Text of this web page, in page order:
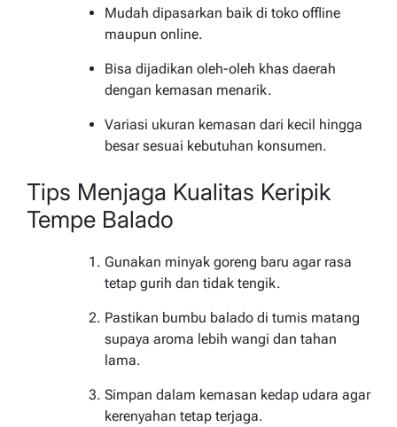
Mudah dipasarkan baik di toko offline
maupun online.
Bisa dijadikan oleh-oleh khas daerah
dengan kemasan menarik.
Variasi ukuran kemasan dari kecil hingga
besar sesuai kebutuhan konsumen.
Tips Menjaga Kualitas Keripik
Tempe Balado
Gunakan minyak goreng baru agar rasa
tetap gurih dan tidak tengik.
Pastikan bumbu balado di tumis matang
supaya aroma lebih wangi dan tahan
lama.
Simpan dalam kemasan kedap udara agar
kerenyahan tetap terjaga.